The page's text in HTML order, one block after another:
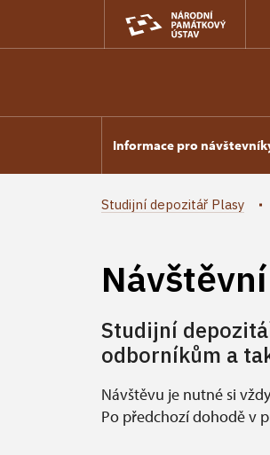
Informace pro
Studijní depozitář Plasy
Studijní
odborníkům a
Návštěvu je nutné si
Po předchozí dohodě v